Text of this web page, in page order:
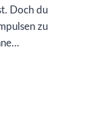
Doch du
zu